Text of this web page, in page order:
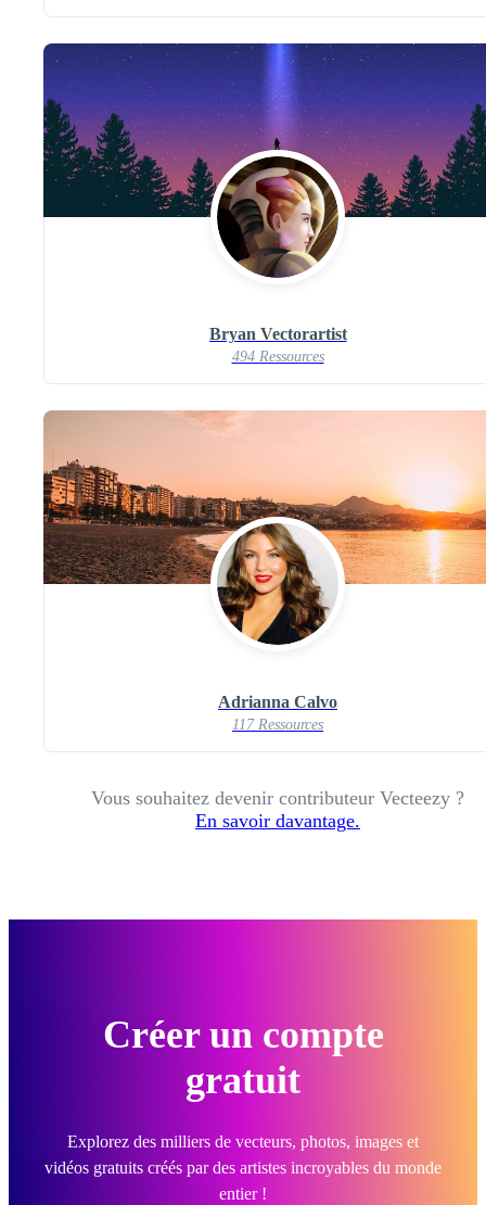
Bryan Vectorartist
494 Ressources
Adrianna Calvo
117 Ressources
Vous souhaitez devenir contributeur Vecteezy ?
En savoir davantage.
Créer un compte
gratuit
Explorez des milliers de vecteurs, photos, images et
vidéos gratuits créés par des artistes incroyables du monde
entier !